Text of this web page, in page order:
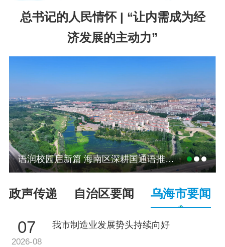
政务要闻
党务公开
政务服务
互动交流
数据发布
总书记的人民情怀 | “让内需成为经
济发展的主动力”
语润校园启新篇 海南区深耕国通语推广结硕果
政声传递 自治区要闻 乌海市要闻
07
2026-08
我市制造业发展势头持续向好